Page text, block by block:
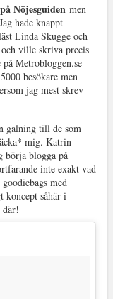
Nöjesguiden men
hade knappt
Linda Skugge och
ville skriva precis
Metrobloggen.se
besökare men
jag mest skrev
galning till de som
mig. Katrin
börja blogga på
inte exakt vad
med
koncept såhär i